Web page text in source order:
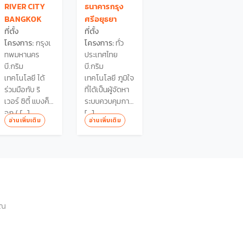
RIVER CITY
BANGKOK
ที่ตั้ง
โครงการ: กรุงเ
ทพมหานคร
บี.กริม
เทคโนโลยี ได้
ร่วมมือกับ ริ
เวอร์ ซิตี้ แบงค็
อก ( […]
อ่านเพิ่มเติม
ธนาคารกรุง
ศรีอยุธยา
ที่ตั้ง
โครงการ:ทั่ว
ประเทศไทย
บี.กริม
เทคโนโลยี ภูมิใจ
ที่ได้เป็นผู้จัดหา
ระบบควบคุมการ
[…]
อ่านเพิ่มเติม